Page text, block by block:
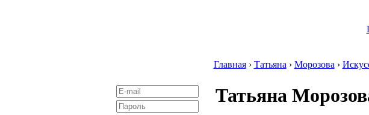
Главная› Татьяна › Морозова ›
Татьяна